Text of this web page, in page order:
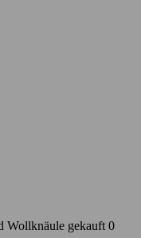
Wollknäule gekauft 0